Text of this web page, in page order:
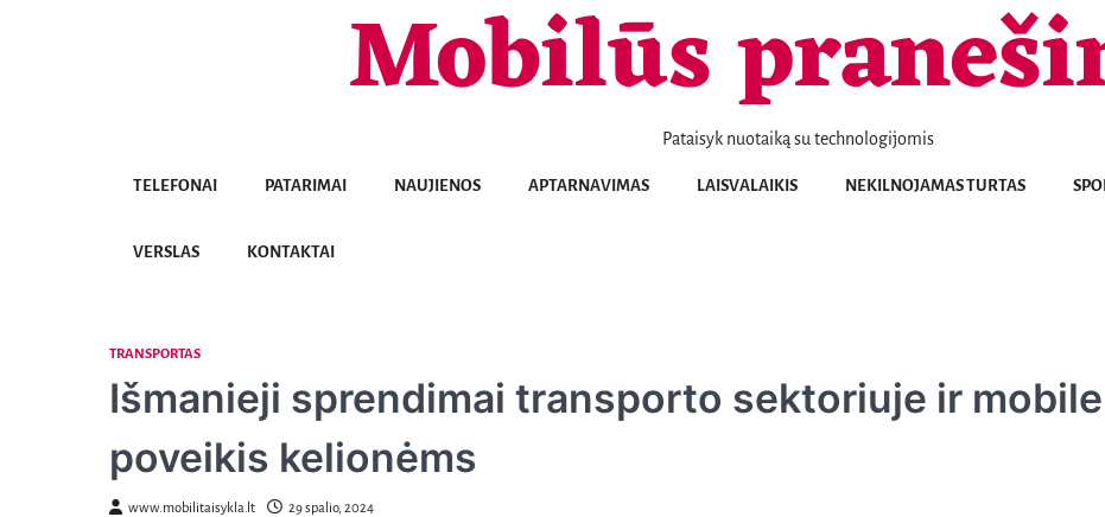
MobilūsPataisyk nuotaiką su technologijomis
TELEFONAI PATARIMAI NAUJIENOS APTARNAVIMAS LAISVALAIKIS NEKILNOJAMAS TURTAS
VERSLAS KONTAKTAI
TRANSPORTAS
Išmanieji sprendimai transporto sektoriuje ir
poveikis kelionėms
www.mobilitaisykla.lt 29 spalio, 2024